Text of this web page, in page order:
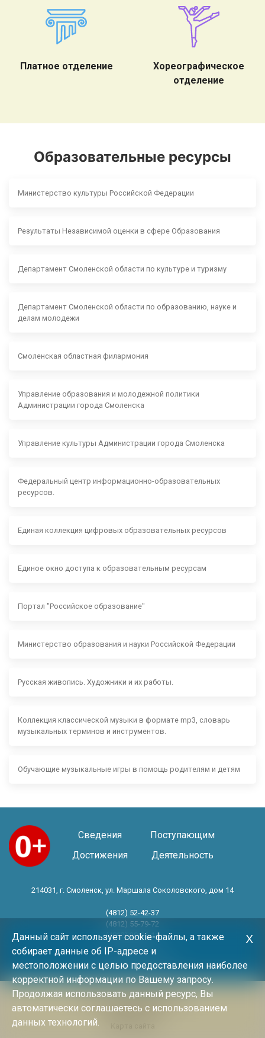
Платное отделение
Хореографическое
отделение
Образовательные ресурсы
Министерство культуры Российской Федерации
Результаты Независимой оценки в сфере Образования
Департамент Смоленской области по культуре и туризму
Департамент Смоленской области по образованию, науке и
делам молодежи
Смоленская областная филармония
Управление образования и молодежной политики
Администрации города Смоленска
Управление культуры Администрации города Смоленска
Федеральный центр информационно-образовательных
ресурсов.
Единая коллекция цифровых образовательных ресурсов
Единое окно доступа к образовательным ресурсам
Портал "Российское образование"
Министерство образования и науки Российской Федерации
Русская живопись. Художники и их работы.
Коллекция классической музыки в формате mp3, словарь
музыкальных терминов и инструментов.
Обучающие музыкальные игры в помощь родителям и детям
Сведения
Поступающим
Достижения
Деятельность
214031, г. Смоленск, ул. Маршала Соколовского, дом 14
(4812) 52-42-37
(4812) 55-79-72
(4812) 30-06-11
Год основания 1983 год
Политика конфиденциальности
Архив новостей
Данный сайт использует cookie-файлы, а также
собирает данные об IP-адресе и
местоположении с целью предоставления наиболее
корректной информации по Вашему запросу.
Продолжая использовать данный ресурс, Вы
автоматически соглашаетесь с использованием
данных технологий.
Х